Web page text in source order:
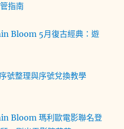
指南
Bloom 5月復古經典：遊
號整理與序號兌換教學
Bloom 瑪利歐電影聯名登